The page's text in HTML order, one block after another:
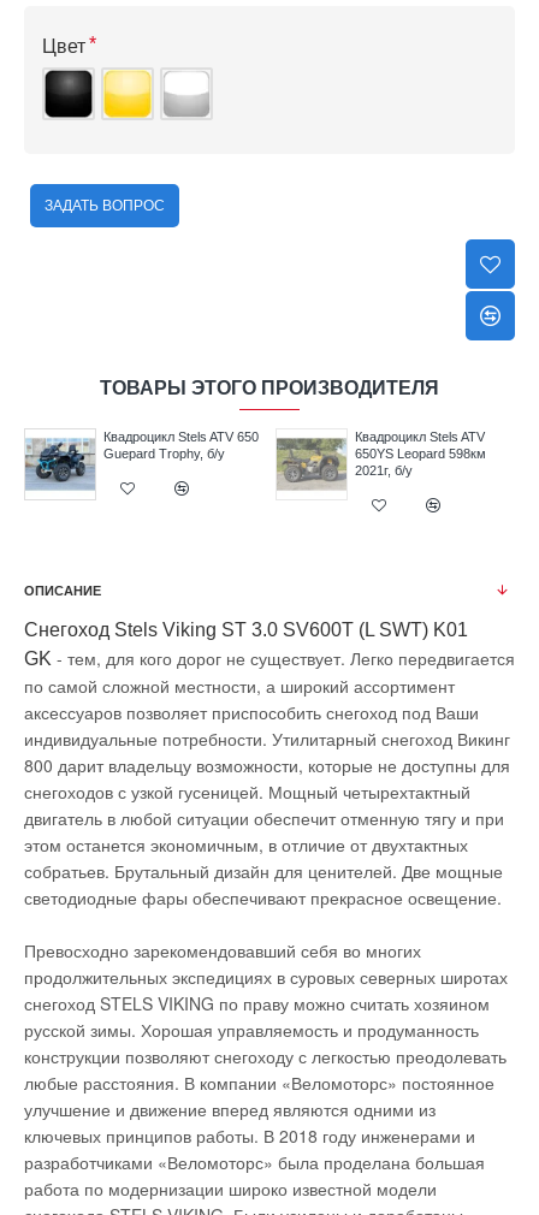
Цвет
ЗАДАТЬ ВОПРОС
ТОВАРЫ ЭТОГО ПРОИЗВОДИТЕЛЯ
Квадроцикл Stels ATV 650
Guepard Trophy, б/у
Квадроцикл Stels ATV
650YS Leopard 598км
2021г, б/у
ОПИСАНИЕ
Снегоход Stels Viking ST 3.0 SV600T (L SWT) K01
GK - тем, для кого дорог не существует. Легко передвигается
по самой сложной местности, а широкий ассортимент
аксессуаров позволяет приспособить снегоход под Ваши
индивидуальные потребности. Утилитарный снегоход Викинг
800 дарит владельцу возможности, которые не доступны для
снегоходов с узкой гусеницей. Мощный четырехтактный
двигатель в любой ситуации обеспечит отменную тягу и при
этом останется экономичным, в отличие от двухтактных
собратьев. Брутальный дизайн для ценителей. Две мощные
светодиодные фары обеспечивают прекрасное освещение.
Превосходно зарекомендовавший себя во многих
продолжительных экспедициях в суровых северных широтах
снегоход STELS VIKING по праву можно считать хозяином
русской зимы. Хорошая управляемость и продуманность
конструкции позволяют снегоходу с легкостью преодолевать
любые расстояния. В компании «Веломоторс» постоянное
улучшение и движение вперед являются одними из
ключевых принципов работы. В 2018 году инженерами и
разработчиками «Веломоторс» была проделана большая
работа по модернизации широко известной модели